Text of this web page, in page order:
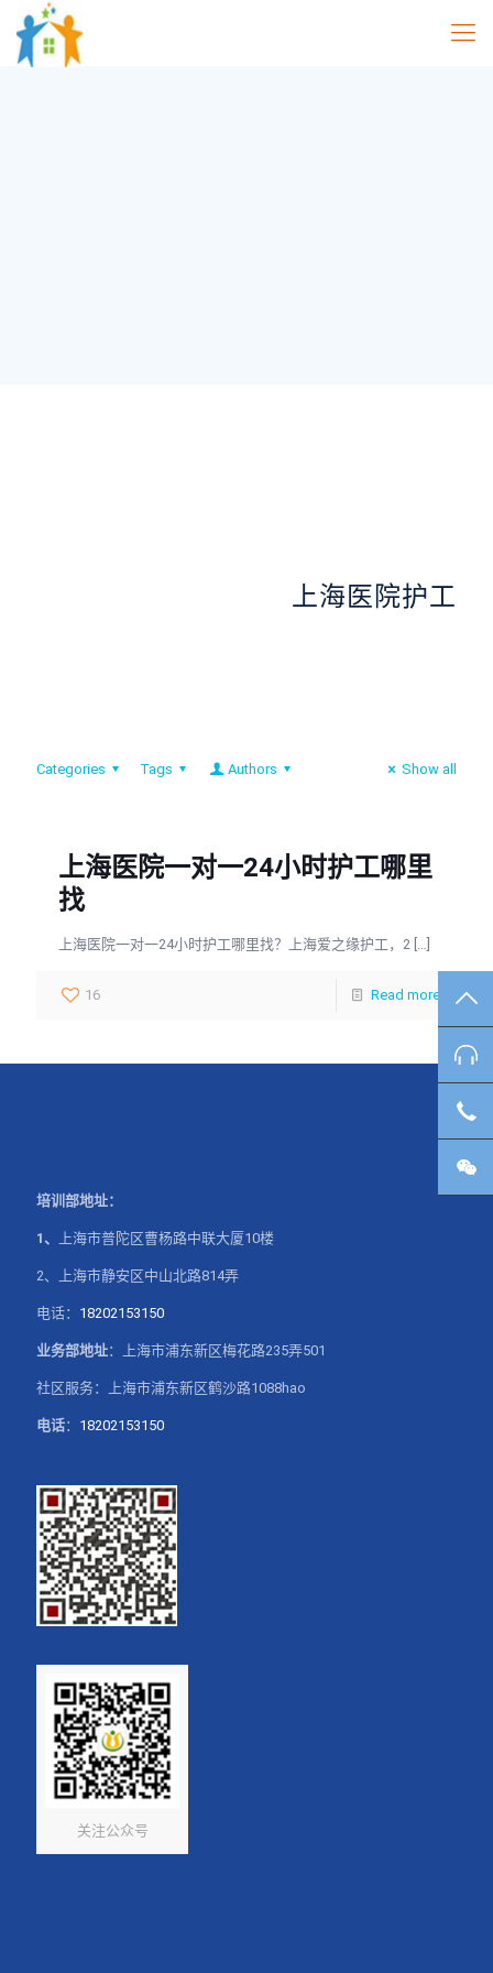
上海医院护工
Categories Tags Authors Show all
上海医院一对一24小时护工哪里
找
上海医院一对一24小时护工哪里找？上海爱之缘护工，2 […]
16 Read more
培训部地址：
1、 上海市普陀区曹杨路中联大厦10楼
2、上海市静安区中山北路814弄
电话： 18202153150
业务部地址：上海市浦东新区梅花路235弄501
社区服务：上海市浦东新区鹤沙路1088hao
电话： 18202153150
关注公众号
咨
客
微